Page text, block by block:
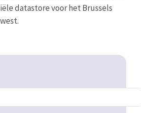
datastore voor het Brussels